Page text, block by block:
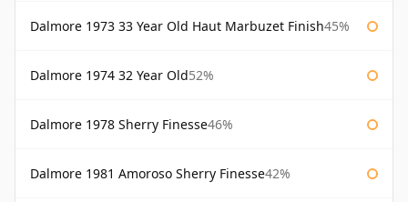
Dalmore 1973 33 Year Old Haut Marbuzet Finish45%
Dalmore 1974 32 Year Old52%
Dalmore 1978 Sherry Finesse46%
Dalmore 1981 Amoroso Sherry Finesse42%